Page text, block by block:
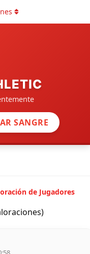
SANGRE
de Jugadores